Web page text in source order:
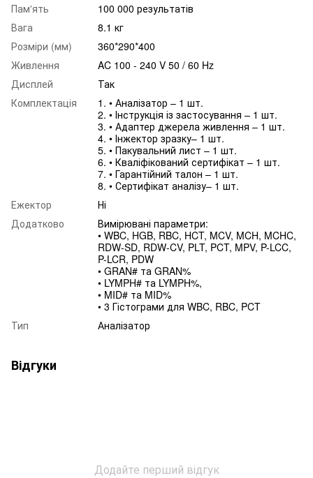
Пам'ять
100 000 результатів
Вага
8.1 кг
Розміри (мм)
360*290*400
Живлення
AC 100 - 240 V 50 / 60 Hz
Дисплей
Так
Комплектація
1. • Аналізатор – 1 шт.
2. • Інструкція із застосування – 1 шт.
3. • Адаптер джерела живлення – 1 шт.
4. • Інжектор зразку– 1 шт.
5. • Пакувальний лист – 1 шт.
6. • Кваліфікований сертифікат – 1 шт.
7. • Гарантійний талон – 1 шт.
8. • Сертифікат аналізу– 1 шт.
Ежектор
Ні
Додатково
Вимірювані параметри:
• WBC, HGB, RBC, HCT, MCV, MCH, MCHC,
RDW-SD, RDW-CV, PLT, PCT, MPV, P-LCC,
P-LCR, PDW
• GRAN# та GRAN%
• LYMPH# та LYMPH%,
• MID# та MID%
• 3 Гістограми для WBC, RBC, PCT
Тип
Аналізатор
Відгуки
Додайте перший відгук